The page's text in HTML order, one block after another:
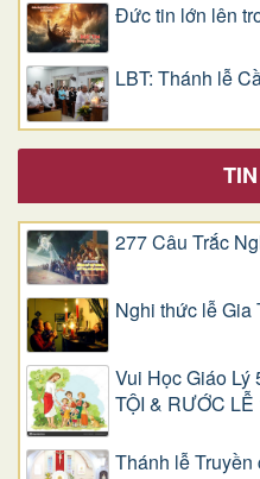
Đức tin lớn lên
LBT: Thánh lễ
277 Câu Trắc
Nghi thức lễ Gia
Vui Học Giáo Lý
TỘI & RƯỚC LỄ
Thánh lễ